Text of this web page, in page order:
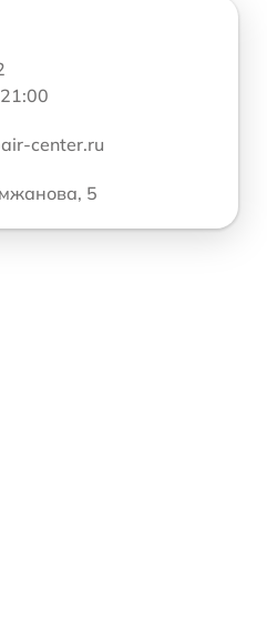
center.ru
5